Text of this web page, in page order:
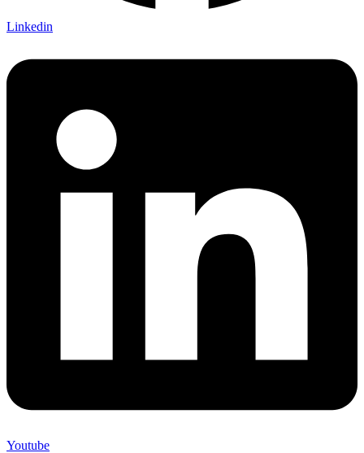
Linkedin
Youtube